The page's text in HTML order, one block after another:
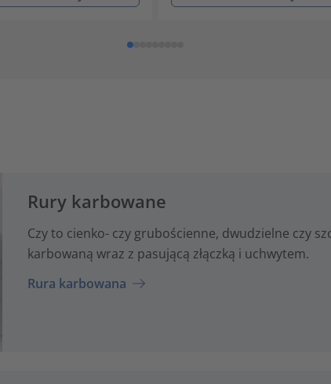
Rury karbowane
Czy to cienko- czy grubościenne, dwudzielne czy
karbowaną wraz z pasującą złączką i uchwytem.
Rura karbowana